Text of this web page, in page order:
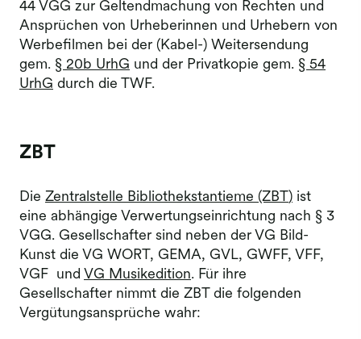
44 VGG zur Geltendmachung von Rechten und
Ansprüchen von Urheberinnen und Urhebern von
Werbefilmen bei der (Kabel-) Weitersendung
gem. § 20b UrhG und der Privatkopie gem. § 54
UrhG durch die TWF.
ZBT
Die Zentralstelle Bibliothekstantieme (ZBT) ist
eine abhängige Verwertungseinrichtung nach § 3
VGG. Gesellschafter sind neben der VG Bild-
Kunst die VG WORT, GEMA, GVL, GWFF, VFF,
VGF und VG Musikedition. Für ihre
Gesellschafter nimmt die ZBT die folgenden
Vergütungsansprüche wahr: